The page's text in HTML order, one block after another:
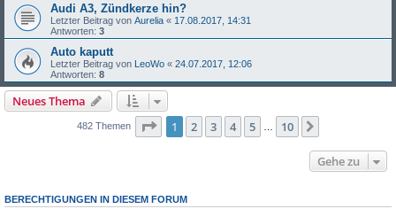
Audi A3, Zündkerze hin?
Letzter Beitrag von Aurelia « 17.08.2017, 14:31
Antworten: 3
Auto kaputt
Letzter Beitrag von LeoWo « 24.07.2017, 12:06
Antworten: 8
Neues Thema
482 Themen Seite 1von 10
1 2 3 4 5 10
Gehe zu
BERECHTIGUNGEN IN DIESEM FORUM